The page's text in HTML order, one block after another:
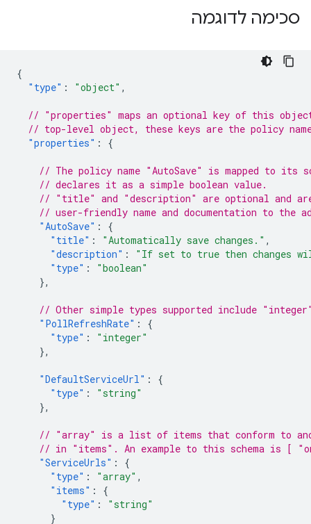
סכימה לדוגמה
{
"type" : "object" ,
// "properties" maps an optional key of this
// top-level object, these keys are the policy
"properties" : {
// The policy name "AutoSave" is mapped to its
// declares it as a simple boolean value.
// "title" and "description" are optional and are
// user-friendly name and documentation to the
"AutoSave" :
{
"title" : "Automatically save changes." ,
"description" :
"If set to true then changes
"type" :
"boolean"
},
// Other simple types supported include
"PollRefreshRate" :
{
"type" :
"integer"
},
"DefaultServiceUrl" :
{
"type" :
"string"
},
// "array" is a list of items that conform to
// in "items". An example to this schema is [
"ServiceUrls" :
{
"type" : "array" ,
"items" :
{
"type" :
"string"
}